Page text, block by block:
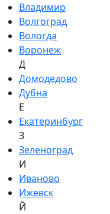
Владимир
Волгоград
Вологда
Воронеж
Д
Домодедово
Дубна
Е
Екатеринбург
З
Зеленоград
И
Иваново
Ижевск
Й